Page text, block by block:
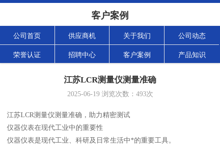
客户案例
公司首页 供应商机 关于我们 公司动态
荣誉认证 招聘中心 客户案例 产品知识
江苏LCR测量仪测量准确
2025-06-19浏览次数： 493次
江苏LCR测量仪测量准确，助力精密测试
仪器仪表在现代工业中的重要性
仪器仪表是现代工业、科研及日常生活中*的重要工具。